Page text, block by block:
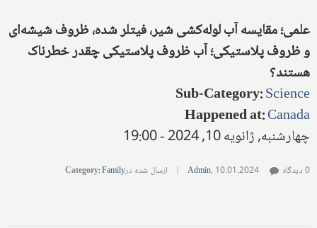
علمی؛ مقایسه آب لوله‌کشی شیر، فیتلر شده، ظروف شیشه‌ای
و ظروف پلاستیکی؛ آب ظروف پلاستیکی چقدر خطرناک
هستند؟
Sub-Category:Science
Happened at:Canada
چهارشنبه, ژانویه 10, 2024 - 19:00
Admin, 10.01.2024
| ارسال شده در Category:Family 0 دیدگاه